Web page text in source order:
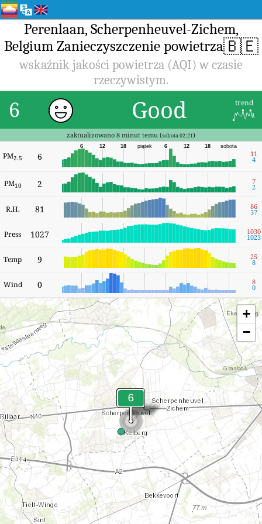
Perenlaan, Scherpenheuvel-Zichem,
Belgium Zanieczyszczenie powietrza🇧🇪
wskaźnik jakości powietrza (AQI) w czasie
rzeczywistym.
6 Good trend
zaktualizowano 8 minut temu (sobota 02:21)
PM2.5 6
sobota
18
12
6
piątek
18
12
6
11
4
PM10 2 7
2
R.H. 81 86
37
Press 1027 1030
1023
Temp 9 25
8
Wind 0 8
0
+
−